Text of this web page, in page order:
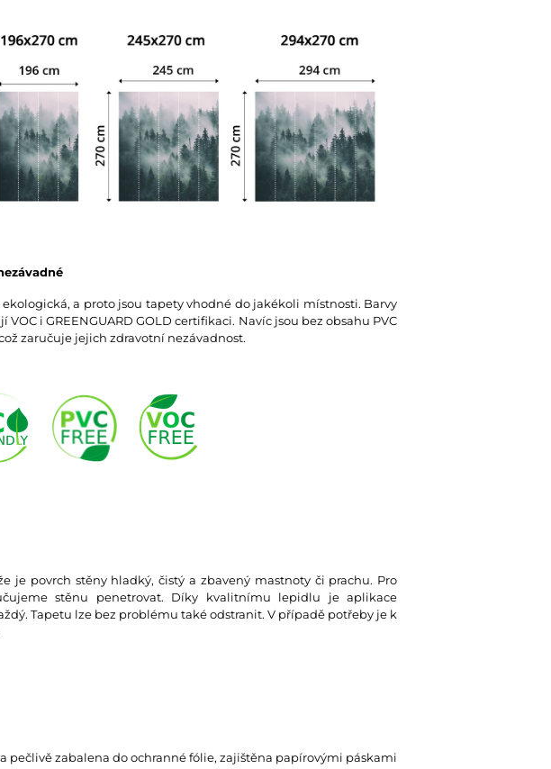
a proto jsou tapety vhodné do jakékoli místnosti. Barvy
i GREENGUARD GOLD certifikaci. Navíc jsou bez obsahu PVC
zaručuje jejich zdravotní nezávadnost.
je povrch stěny hladký, čistý a zbavený mastnoty či prachu. Pro
stěnu penetrovat. Díky kvalitnímu lepidlu je aplikace
Tapetu lze bez problému také odstranit. V případě potřeby je k
pečlivě zabalena do ochranné fólie, zajištěna papírovými páskami